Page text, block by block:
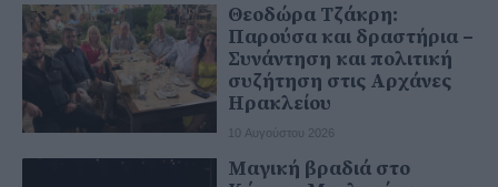
Θεοδώρα Τζάκρη:
Παρούσα και δραστήρια –
Συνάντηση και πολιτική
συζήτηση στις Αρχάνες
Ηρακλείου
10 Αυγούστου 2026
Μαγική βραδιά στο